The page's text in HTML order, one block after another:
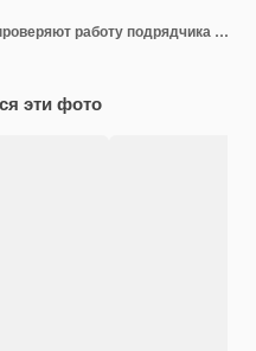
инспекторы или инженеры проверяют работу подрядчика на строительной площадке
эти фото